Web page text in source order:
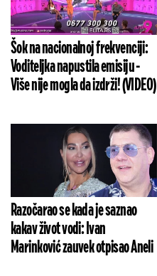
Šok na nacionalnoj frekvenciji:
Voditeljka napustila emisiju -
Više nije mogla da izdrži! (VIDEO)
Razočarao se kada je saznao
kakav život vodi: Ivan
Marinković zauvek otpisao Aneli